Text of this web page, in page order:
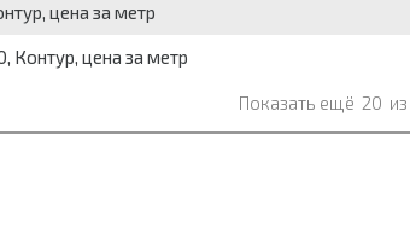
цена за метр
Контур, цена за метр
Показать ещё 20 из